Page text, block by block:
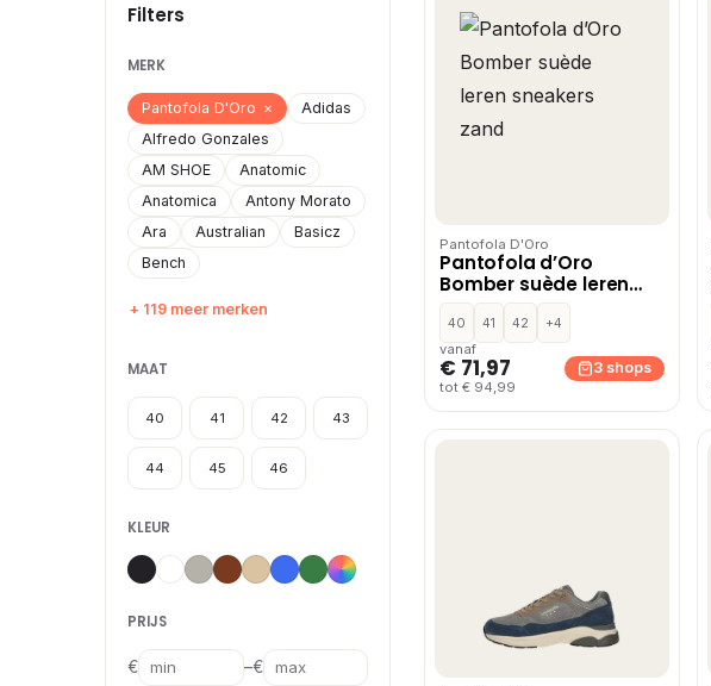
Filters
MERK
Pantofola D'Oro ×
Adidas
Alfredo Gonzales
AM SHOE
Anatomic
Anatomica
Antony Morato
Ara
Australian
Basicz
Bench
+ 119 meer merken
MAAT
40 41 42 43
44 45 46
KLEUR
PRIJS
€ –€
Pantofola D'Oro
Pantofola d’Oro
Bomber suède leren
sneakers zand
40 41 42
+4
vanaf
€ 71,97
tot € 94,99
3 shops